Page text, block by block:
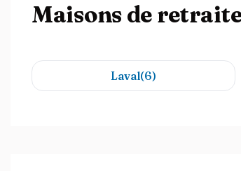
Maisons de
Laval(6)